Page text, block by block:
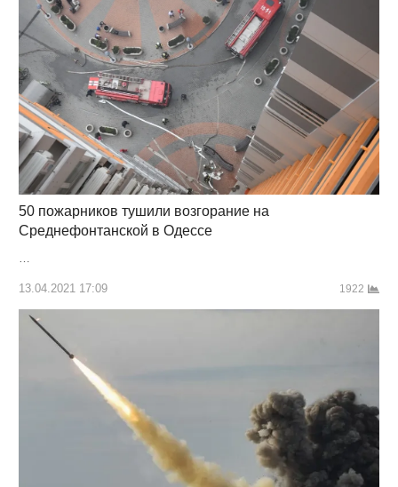
50 пожарников тушили возгорание на
Среднефонтанской в Одессе
…
13.04.2021 17:09 1922